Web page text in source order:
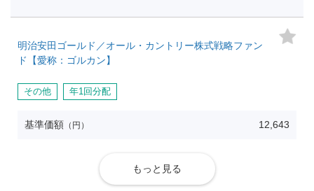
明治安田ゴールド／オール・カントリー株式戦略ファン
ド【愛称：ゴルカン】
その他 年1回分配
基準価額 （円） 12,643
もっと見る